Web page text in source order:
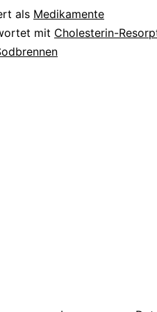
als Medikamente
mit Cholesterin-